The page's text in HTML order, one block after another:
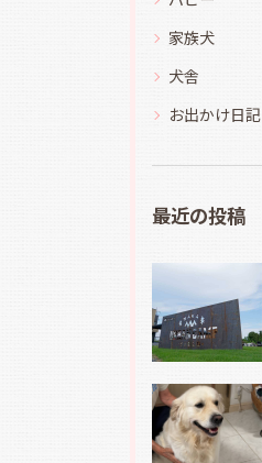
家族犬
犬舎
お出かけ日記
最近の投稿